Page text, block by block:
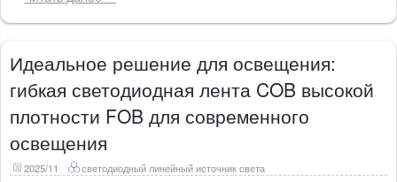
Идеальное решение для освещения:
гибкая светодиодная лента COB высокой
плотности FOB для современного
освещения
2025/11 светодиодный линейный источник света